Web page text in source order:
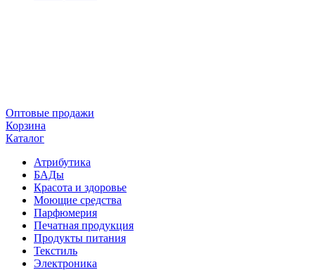
Оптовые продажи
Корзина
Каталог
Атрибутика
БАДы
Красота и здоровье
Моющие средства
Парфюмерия
Печатная продукция
Продукты питания
Текстиль
Электроника